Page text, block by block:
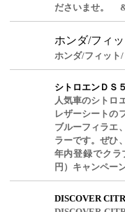
ださいませ。 &
ホンダ/フィ
ホンダ/フィッ
シトロエンＤＳ
人気車のシトロ
レザーシートの
ブルーフィラエ
ラーです。ぜひ
年内登録でクラ
円）キャンペー
DISCOVER